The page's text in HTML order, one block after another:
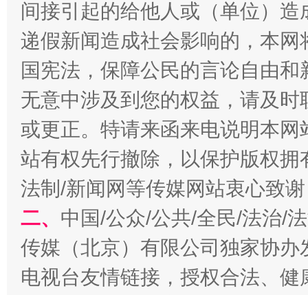
千年窑火 生生不息
揭开“小金库”的免责幌子
间接引起的给他人或（单位）
递假新闻造成社会影响的，本
国宪法，保障公民的言论自由
无意中涉及到您的权益，请及
或更正。特请来函来电说明本
站有权先行撤除，以保护版权
法制/新闻网等传媒网站衷心致
二、 中国/公众/公共/全民/法治/
传媒（北京）有限公司独家协
电视台友情链接，授权合法、